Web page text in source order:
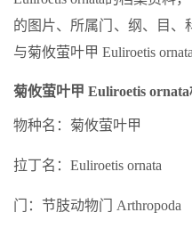
的图片、所属门、纲、目、
与菊攸萤叶甲 Euliroetis
菊攸萤叶甲 Euliroetis
物种名：菊攸萤叶甲
拉丁名：Euliroetis ornata
门：节肢动物门 Arthropoda